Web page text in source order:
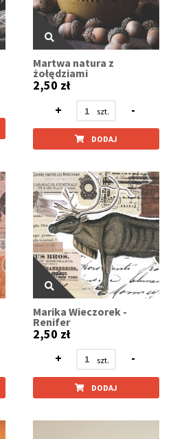
Martwa natura z
żołędziami
2,50 zł
+
-
DODAJ
Marika Wieczorek -
Renifer
2,50 zł
+
-
DODAJ